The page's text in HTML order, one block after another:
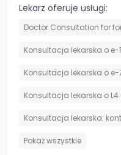
Lekarz oferuje usługi:
Doctor Consultation for
Konsultacja lekarska o e-
Konsultacja lekarska o
Konsultacja lekarska o
⁠Konsultacja lekarska:
Pokaż wszystkie